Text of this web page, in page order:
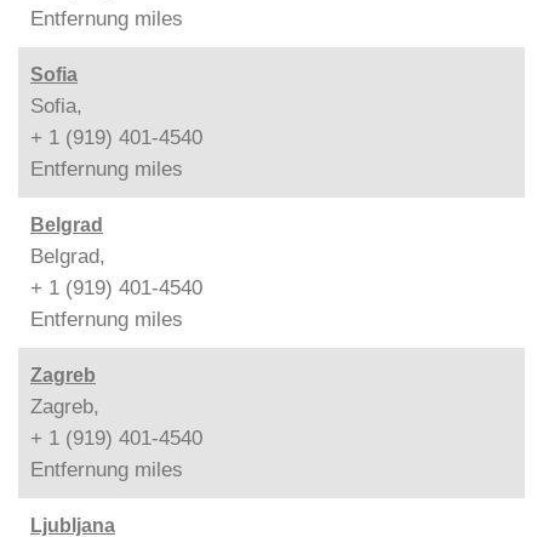
Entfernung miles
Sofia
Sofia,
+ 1 (919) 401-4540
Entfernung miles
Belgrad
Belgrad,
+ 1 (919) 401-4540
Entfernung miles
Zagreb
Zagreb,
+ 1 (919) 401-4540
Entfernung miles
Ljubljana